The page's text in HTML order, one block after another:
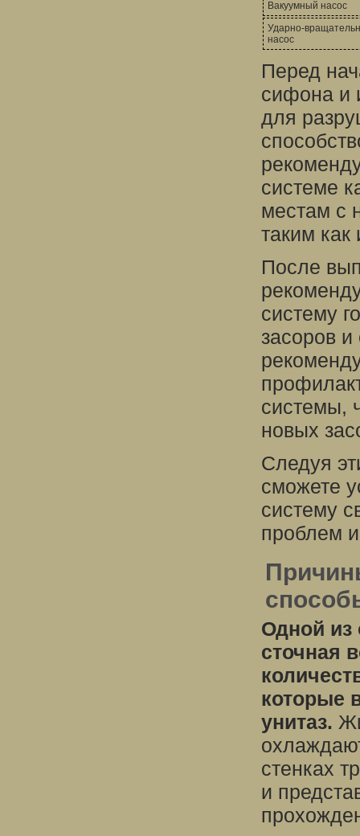
Вакуумный насос
Ударно-
насос
Перед
сифона и
для
системе
местам с
таким как
После
систему
засоров
системы,
новых
Следуя
сможете
систему
проблем
Одной из
сточная
которые
унитаз.
стенках
и